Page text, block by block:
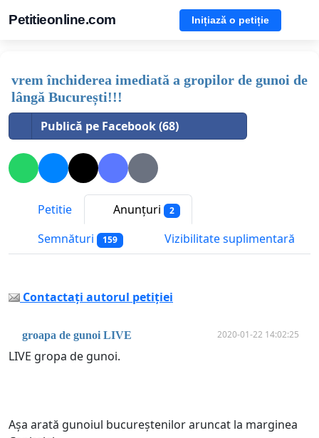
Petitieonline.com Inițiază o petiție
vrem închiderea imediată a gropilor de gunoi de
lângă București!!!
Publică pe Facebook (68)
Petitie Anunțuri 2
Semnături 159 Vizibilitate suplimentară
Contactați autorul petiției
groapa de gunoi LIVE 2020-01-22 14:02:25
LIVE gropa de gunoi.
Așa arată gunoiul bucureștenilor aruncat la marginea